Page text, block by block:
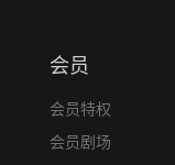
会员
会员特权
会员剧场